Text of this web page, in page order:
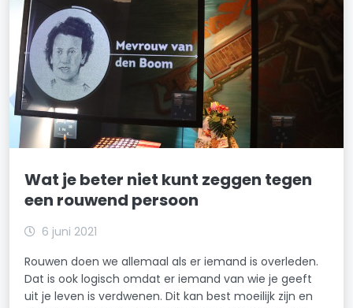
Wat je beter niet kunt zeggen tegen
een rouwend persoon
6 juni 2021
Rouwen doen we allemaal als er iemand is overleden.
Dat is ook logisch omdat er iemand van wie je geeft
uit je leven is verdwenen. Dit kan best moeilijk zijn en